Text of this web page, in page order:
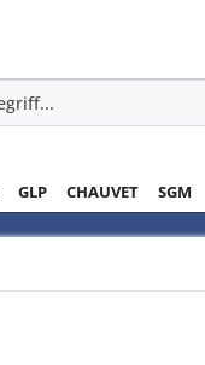
GLP CHAUVET SGM